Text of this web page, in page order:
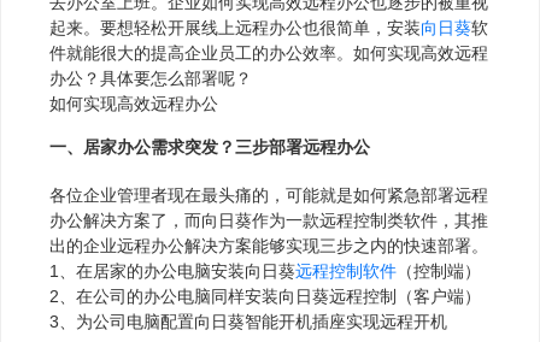
起来。要想轻松开展线上远程办公也很简单，安装向日葵软
件就能很大的提高企业员工的办公效率。如何实现高效远程
办公？具体要怎么部署呢？
如何实现高效远程办公
一、居家办公需求突发？三步部署远程办公
各位企业管理者现在最头痛的，可能就是如何紧急部署远程
办公解决方案了，而向日葵作为一款远程控制类软件，其推
出的企业远程办公解决方案能够实现三步之内的快速部署。
1、在居家的办公电脑安装向日葵远程控制软件 （控制端）
2、在公司的办公电脑同样安装向日葵远程控制（客户端）
3、为公司电脑配置向日葵智能开机插座实现远程开机